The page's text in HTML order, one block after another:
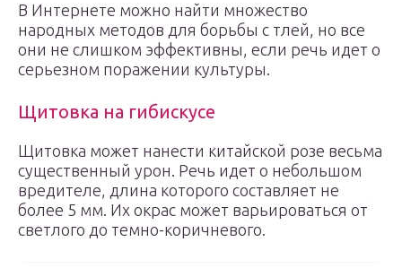
В Интернете можно найти множество
народных методов для борьбы с тлей, но все
они не слишком эффективны, если речь идет о
серьезном поражении культуры.
Щитовка на гибискусе
Щитовка может нанести китайской розе весьма
существенный урон. Речь идет о небольшом
вредителе, длина которого составляет не
более 5 мм. Их окрас может варьироваться от
светлого до темно-коричневого.